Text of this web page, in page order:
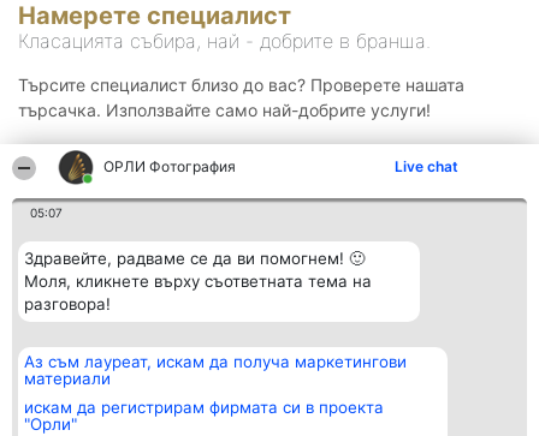
ОРЛИ Фотография Live chat
05:07
Здравейте, радваме се да ви помогнем! 🙂
Моля, кликнете върху съответната тема на
разговора!
Аз съм лауреат, искам да получа маркетингови
материали
искам да регистрирам фирмата си в проекта
"Орли"
Намерете специалист
Класацията събира, най - добрите в бранша.
Търсите специалист близо до вас? Проверете нашата
търсачка. Използвайте само най-добрите услуги!
Организатор на
класиране
BulevardulAleea Timișul De
Sus Nr. 2, Bl. A30, Sc. A, Et.
Класация
всички
Контакти